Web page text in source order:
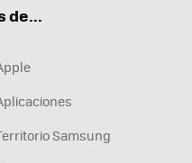
de...
Samsung